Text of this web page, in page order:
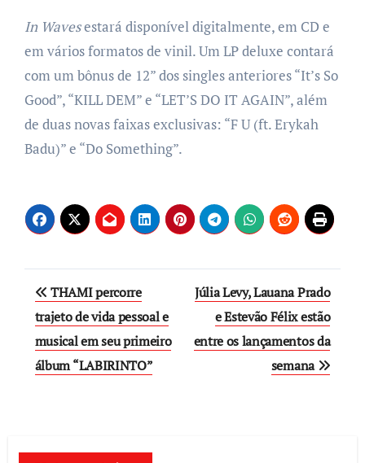
In Wavesestará disponível digitalmente, em CD e
em vários formatos de vinil. Um LP deluxe contará
com um bônus de 12” dos singles anteriores “It’s So
Good”, “KILL DEM” e “LET’S DO IT AGAIN”, além
de duas novas faixas exclusivas: “F U (ft. Erykah
Badu)” e “Do Something”.
Post
navigation
THAMI percorre
trajeto de vida pessoal e
musical em seu primeiro
álbum “LABIRINTO”
Júlia Levy, Lauana Prado
e Estevão Félix estão
entre os lançamentos da
semana